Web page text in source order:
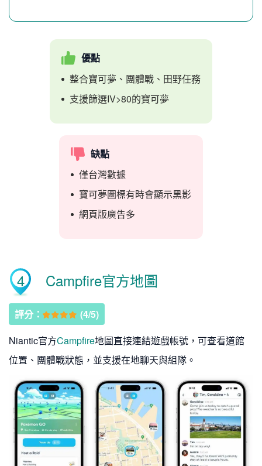
優點
整合寶可夢、團體戰、田野任務
支援篩選IV>80的寶可夢
缺點
僅台灣數據
寶可夢圖標有時會顯示黑影
網頁版廣告多
4 Campfire官方地圖
評分：
(4/5)
Niantic官方Campfire地圖直接連結遊戲帳號，可查看道館
位置、團體戰狀態，並支援在地聊天與組隊。